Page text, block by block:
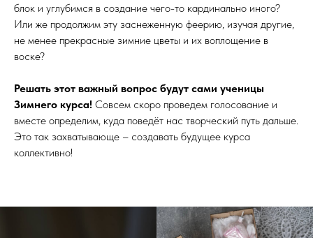
блок и углубимся в создание чего-то кардинально иного?
Или же продолжим эту заснеженную феерию, изучая другие,
не менее прекрасные зимние цветы и их воплощение в
воске?
Решать этот важный вопрос будут сами ученицы
Зимнего курса! Совсем скоро проведем голосование и
вместе определим, куда поведёт нас творческий путь дальше.
Это так захватывающе – создавать будущее курса
коллективно!